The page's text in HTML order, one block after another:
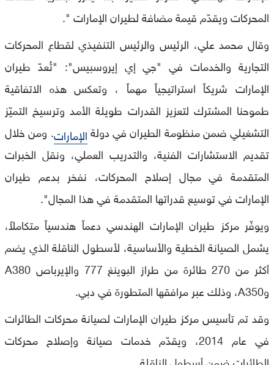
المحركات ويقدّم قيمة مضافة لطيران الإمارات ".
وقال محمد علي، الرئيس والرئيس التنفيذي لقطاع المحركات
التجارية والخدمات في "جي إي إيروسبيس": "تُعدّ طيران
الإمارات شريكاً استراتيجياً مهماً ، وتعكس هذه الاتفاقية
طموحنا المشترك لتعزيز القدرات طويلة الأمد وترسيخ التميّز
التشغيلي ضمن منظومة الطيران في دولةالإمارات. ومن خلال
تقديم الاستشارات الفنية، والتدريب العملي، ونقل الخبرات
المتقدمة في مجال إصلاح المحركات، نفخر بدعم طيران
الإمارات في توسيع قدراتها المتقدمة في هذا المجال".
ويوفّر مركز طيران الإمارات الهندسي دعماً هندسياً متكاملاً،
يشمل الصيانة الخطية والأساسية، لأسطول الناقلة الذي يضم
أكثر من 270 طائرة من طراز البوينغ 777 والإيرباص A380
وA350، وذلك عبر مرافقها المتطورة في دبي.
وقد تم تأسيس مركز طيران الإمارات لصيانة محركات الطائرات
في عام 2014، ويقدّم خدمات صيانة وإصلاح محركات
الطائرات ضمن أسطول الناقلة.